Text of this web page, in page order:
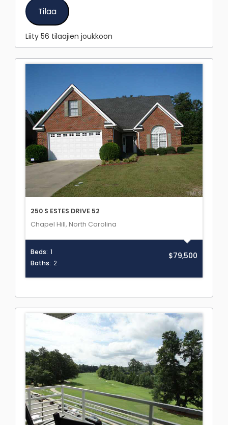
Tilaa
Liity 56 tilaajien joukkoon
250 S ESTES DRIVE 52
Chapel Hill, North Carolina
Beds: 1
Baths: 2
$79,500